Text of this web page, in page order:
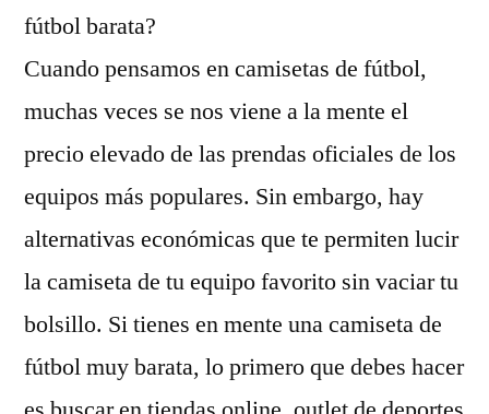
fútbol barata?
Cuando pensamos en camisetas de fútbol,
muchas veces se nos viene a la mente el
precio elevado de las prendas oficiales de los
equipos más populares. Sin embargo, hay
alternativas económicas que te permiten lucir
la camiseta de tu equipo favorito sin vaciar tu
bolsillo. Si tienes en mente una camiseta de
fútbol muy barata, lo primero que debes hacer